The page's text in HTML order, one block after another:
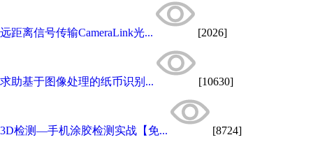
远距离信号传输CameraLink光... [2026]
求助基于图像处理的纸币识别... [10630]
3D检测—手机涂胶检测实战【免... [8724]